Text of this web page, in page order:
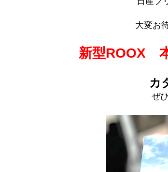
大変お
新型ROOX
カ
ぜ